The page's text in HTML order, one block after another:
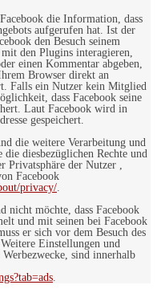
die Information, dass
aufgerufen hat. Ist der
den Besuch seinem
den Plugins interagieren,
einen Kommentar abgeben,
Browser direkt an
Falls ein Nutzer kein Mitglied
dass Facebook seine
Laut Facebook wird in
gespeichert.
die weitere Verarbeitung und
diesbezüglichen Rechte und
Privatsphäre der Nutzer ,
Facebook
privacy/.
nicht möchte, dass Facebook
und mit seinen bei Facebook
er sich vor dem Besuch des
Einstellungen und
sind innerhalb
.